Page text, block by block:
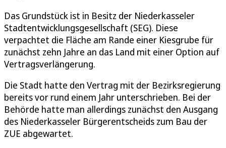
Das Grundstück ist in Besitz der Niederkasseler
Stadtentwicklungsgesellschaft (SEG). Diese
verpachtet die Fläche am Rande einer Kiesgrube für
zunächst zehn Jahre an das Land mit einer Option auf
Vertragsverlängerung.
Die Stadt hatte den Vertrag mit der Bezirksregierung
bereits vor rund einem Jahr unterschrieben. Bei der
Behörde hatte man allerdings zunächst den Ausgang
des Niederkasseler Bürgerentscheids zum Bau der
ZUE abgewartet.